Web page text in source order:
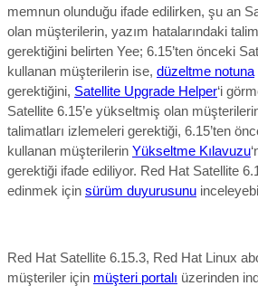
memnun olunduğu ifade edilirken, şu an
olan müşterilerin, yazım hatalarındaki
gerektiğini belirten Yee; 6.15’ten önceki
kullanan müşterilerin ise, düzeltme notuna
gerektiğini, Satellite Upgrade Helper‘i
Satellite 6.15’e yükseltmiş olan
talimatları izlemeleri gerektiği, 6.15’ten
kullanan müşterilerin Yükseltme Kılavuzu
gerektiği ifade ediliyor. Red Hat Satellite
edinmek için sürüm duyurusunu
Red Hat Satellite 6.15.3, Red Hat Linux
müşteriler için müşteri portalı üzerinden